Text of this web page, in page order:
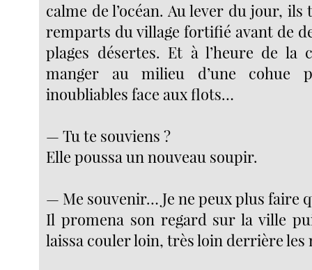
calme de l’océan. Au lever du jour,
remparts du village fortifié avant de
plages désertes. Et à l’heure de la
manger au milieu d’une cohue
inoubliables face aux flots…
— Tu te souviens ?
Elle poussa un nouveau soupir.
— Me souvenir… Je ne peux plus faire
Il promena son regard sur la ville
laissa couler loin, très loin derrière les